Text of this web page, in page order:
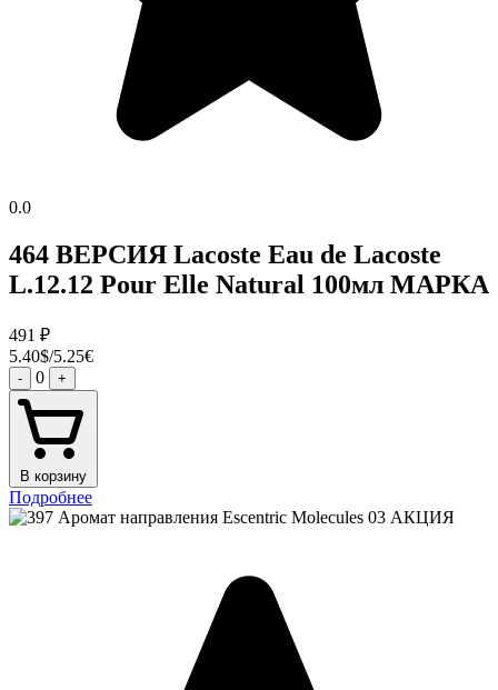
0.0
464 ВЕРСИЯ Lacoste Eau de Lacoste
L.12.12 Pour Elle Natural 100мл МАРКА
491 ₽
5.40$/5.25€
- 0 +
В корзину
Подробнее